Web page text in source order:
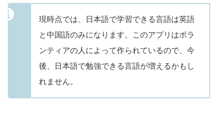
現時点では、日本語で学習できる言語は英語
と中国語のみになります。このアプリはボラ
ンティアの人によって作られているので、今
後、日本語で勉強できる言語が増えるかもし
れません。